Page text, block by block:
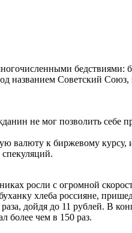
названием Советский
не мог позволить себе
валюту к биржевому курсу,
росли с огромной
хлеба россияне,
дойдя до 11 рублей. В
более чем в 150 раз.